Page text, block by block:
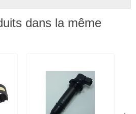
dans la même